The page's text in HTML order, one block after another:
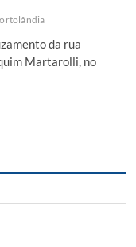
da rua
Martarolli, no